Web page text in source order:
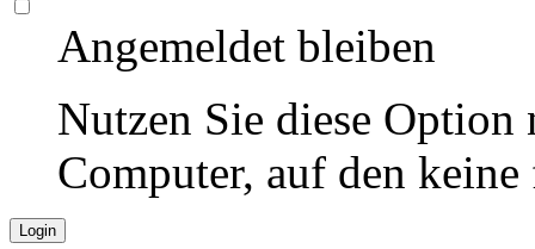
Angemeldet bleiben
Nutzen Sie diese
Computer, auf den